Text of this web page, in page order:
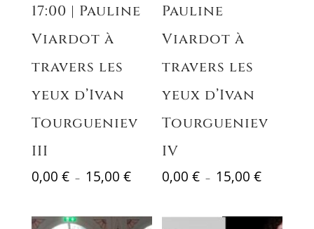
17:00 | Pauline
Viardot à
travers les
yeux d’Ivan
Tourgueniev
III
0,00 € – 15,00 €Plage
0,00 €
Pauline
Viardot à
travers les
yeux d’Ivan
Tourgueniev
IV
0,00€ – 15,00€Plage
0,00 €